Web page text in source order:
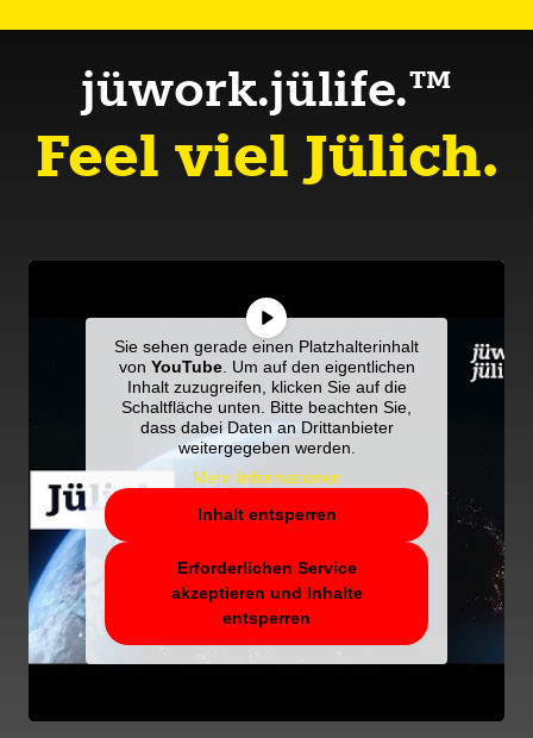
jüwork.jülife.™
Feel viel Jülich.
Sie sehen gerade einen Platzhalterinhalt
von YouTube. Um auf den eigentlichen
Inhalt zuzugreifen, klicken Sie auf die
Schaltfläche unten. Bitte beachten Sie,
dass dabei Daten an Drittanbieter
weitergegeben werden.
Mehr Informationen
Inhalt entsperren
Erforderlichen Service
akzeptieren und Inhalte
entsperren